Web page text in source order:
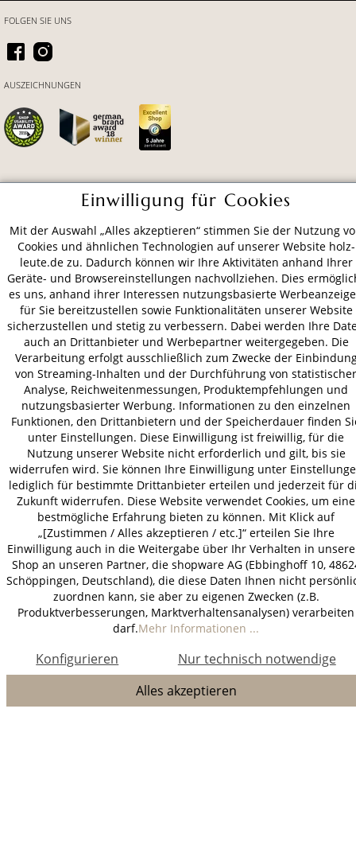
VERSAND
FOLGEN SIE UNS
AUSZEICHNUNGEN
AGB Datenschutz
Impressum
© 2026 HOLZ-LEUTE
* Alle Preise inkl. gesetzl. Mehrwertsteuer zzgl.Versandkosten.
Einwilligung für Cookies
Mit der Auswahl „Alles akzeptieren“ stimmen Sie der Nutzung
Cookies und ähnlichen Technologien auf unserer Website holz-
leute.de zu. Dadurch können wir Ihre Aktivitäten anhand Ihrer
Geräte- und Browsereinstellungen nachvollziehen. Dies
es uns, anhand ihrer Interessen nutzungsbasierte
für Sie bereitzustellen sowie Funktionalitäten unserer Website
sicherzustellen und stetig zu verbessern. Dabei werden Ihre
auch an Drittanbieter und Werbepartner weitergegeben. Die
Verarbeitung erfolgt ausschließlich zum Zwecke der
von Streaming-Inhalten und der Durchführung von statistischer
Analyse, Reichweitenmessungen, Produktempfehlungen und
nutzungsbasierter Werbung. Informationen zu den einzelnen
Funktionen, den Drittanbietern und der Speicherdauer finden
unter Einstellungen. Diese Einwilligung ist freiwillig, für die
Nutzung unserer Website nicht erforderlich und gilt, bis sie
widerrufen wird. Sie können Ihre Einwilligung unter
lediglich für bestimmte Drittanbieter erteilen und jederzeit für
Zukunft widerrufen. Diese Website verwendet Cookies, um eine
bestmögliche Erfahrung bieten zu können. Mit Klick auf
„[Zustimmen / Alles akzeptieren / etc.]“ erteilen Sie Ihre
Einwilligung auch in die Weitergabe über Ihr Verhalten in
Shop an unseren Partner, die shopware AG (Ebbinghoff 10,
Schöppingen, Deutschland), die diese Daten Ihnen nicht
zuordnen kann, sie aber zu eigenen Zwecken (z.B.
Produktverbesserungen, Marktverhaltensanalysen) verarbeiten
darf.Mehr Informationen ...
Nur technisch notwendige
Konfigurieren
Alles akzeptieren